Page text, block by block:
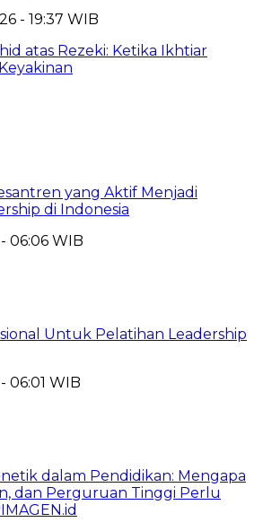
- 19:37 WIB
atas Rezeki: Ketika Ikhtiar
yang Aktif Menjadi
di Indonesia
06:06 WIB
Untuk Pelatihan Leadership
06:01 WIB
dalam Pendidikan: Mengapa
dan Perguruan Tinggi Perlu